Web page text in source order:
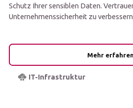
Schutz Ihrer sensiblen Daten.
Unternehmenssicherheit zu
Mehr erfahren
IT-Infrastruktur